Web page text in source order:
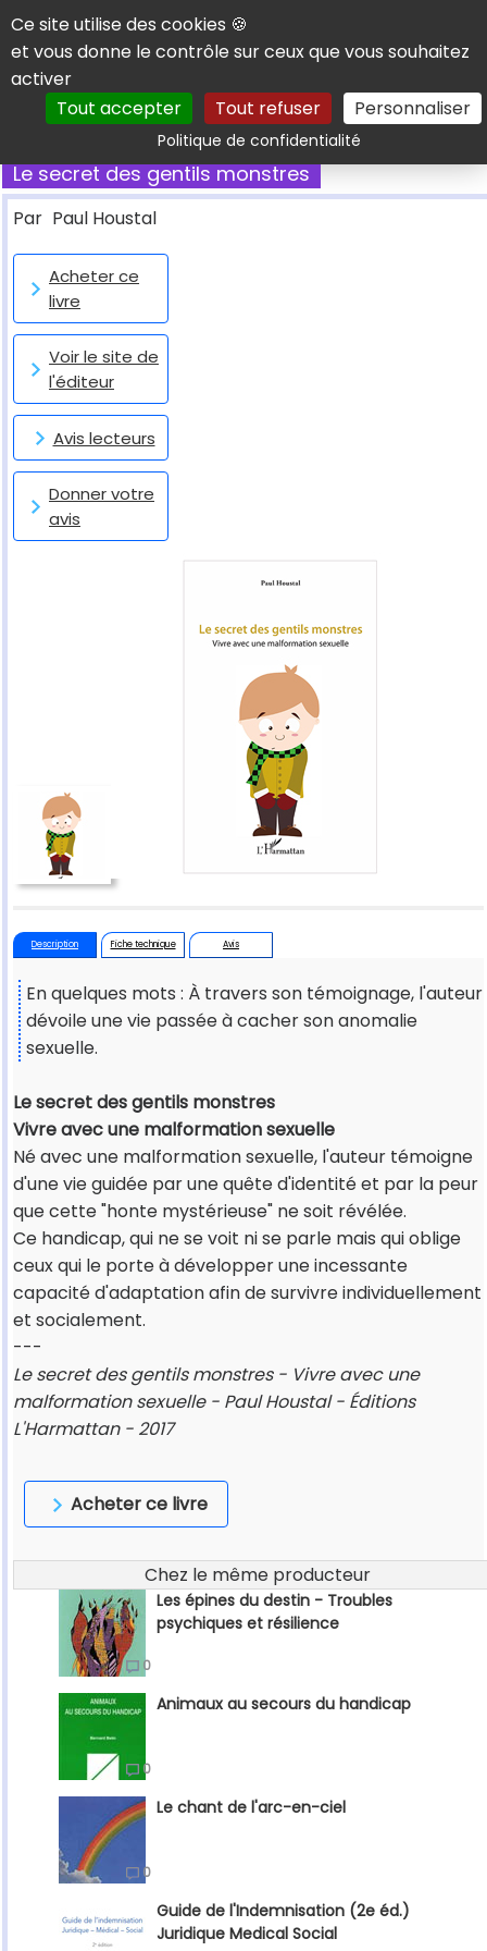
Panneau de gestion des cookies
Ce site utilise des cookies 🍪
et vous donne le contrôle sur ceux que vous souhaitez
activer
Tout accepter
Tout refuser Personnaliser
Politique de confidentialitéRechercher
Le secret des gentils monstres
Par Paul Houstal
Acheter ce
livre
Voir le site de
l'éditeur
Avis lecteurs
Donner votre
avis
Description Fiche technique Avis
En quelques mots : À travers son témoignage, l'auteur
dévoile une vie passée à cacher son anomalie
sexuelle.
Le secret des gentils monstres
Vivre avec une malformation sexuelle
Né avec une malformation sexuelle, l'auteur témoigne
d'une vie guidée par une quête d'identité et par la peur
que cette "honte mystérieuse" ne soit révélée.
Ce handicap, qui ne se voit ni se parle mais qui oblige
ceux qui le porte à développer une incessante
capacité d'adaptation afin de survivre individuellement
et socialement.
---
Le secret des gentils monstres - Vivre avec une
malformation sexuelle - Paul Houstal - Éditions
L'Harmattan - 2017
Acheter ce livre
Chez le même producteur
Les épines du destin - Troubles
psychiques et résilience
0
Animaux au secours du handicap
0
Le chant de l'arc-en-ciel
0
Guide de l'Indemnisation (2e éd.)
Juridique Medical Social